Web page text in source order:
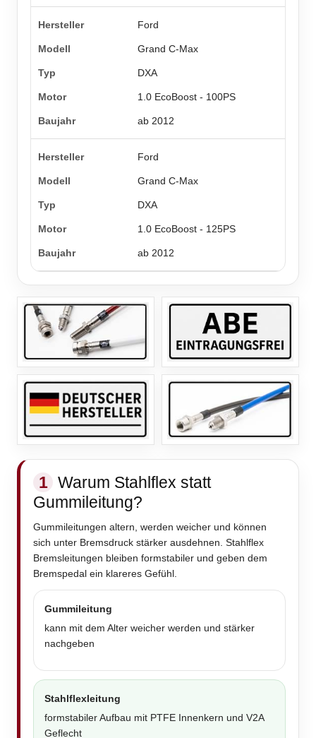
Ford
Grand C-Max
DXA
1.0 EcoBoost - 100PS
ab 2012
Ford
Grand C-Max
DXA
1.0 EcoBoost - 125PS
ab 2012
1 Warum Stahlflex statt
Gummileitung?
Gummileitungen altern, werden weicher und können
sich unter Bremsdruck stärker ausdehnen. Stahlflex
Bremsleitungen bleiben formstabiler und geben dem
Bremspedal ein klareres Gefühl.
Gummileitung
kann mit dem Alter weicher werden und stärker
nachgeben
Stahlflexleitung
formstabiler Aufbau mit PTFE Innenkern und V2A
Geflecht